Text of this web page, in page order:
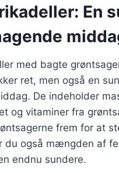
En
med bagte
ret, men også en
De indeholder
og vitaminer fra
frem for at
du også mængden af
endnu sundere.